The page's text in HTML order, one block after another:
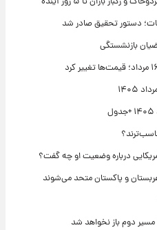
دستور تحقیق صادر شد
درباره وضعیت او چه گفت؟
و پاکستان متحد می‌شوند
دوم باز نخواهد شد